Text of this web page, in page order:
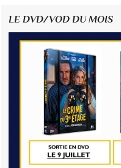
LE DVD/VOD DU MOIS